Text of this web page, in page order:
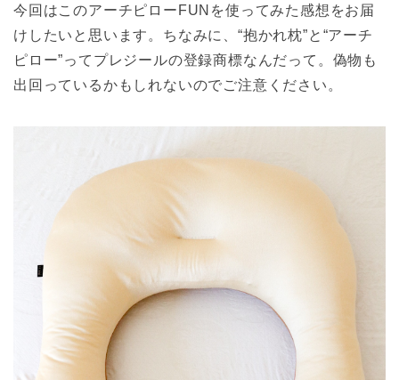
今回はこのアーチピローFUNを使ってみた感想をお届
けしたいと思います。ちなみに、“抱かれ枕”と“アーチ
ピロー”ってプレジールの登録商標なんだって。偽物も
出回っているかもしれないのでご注意ください。